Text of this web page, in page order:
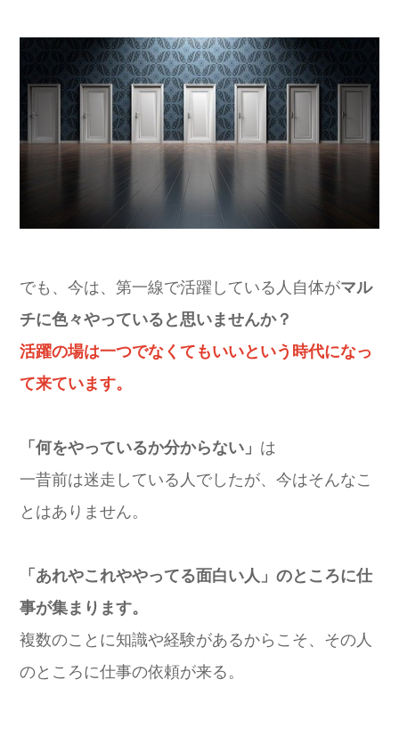
でも、今は、第一線で活躍している人自体がマル
チに色々やっていると思いませんか？
活躍の場は一つでなくてもいいという時代になっ
て来ています。
「何をやっているか分からない」 は
一昔前は迷走している人でしたが、今はそんなこ
とはありません。
「あれやこれややってる面白い人」のところに仕
事が集まります。
複数のことに知識や経験があるからこそ、その人
のところに仕事の依頼が来る。